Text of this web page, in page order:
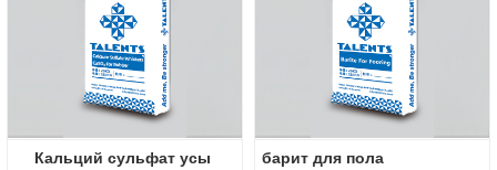
Кальций сульфат усы
барит для пола